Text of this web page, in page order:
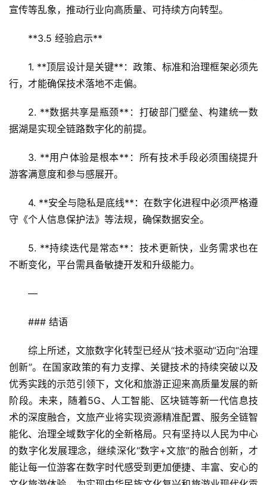
宣传等乱象，推动行业向高质量、可持续方向转型。
**3.5 经验启示**
1. **顶层设计是关键**：政策、标准和治理框架必须先
行，才能确保技术落地不走偏。
2. **数据共享是瓶颈**：打破部门壁垒、构建统一数
据湖是实现全链路数字化的前提。
3. **用户体验是根本**：所有技术手段必须围绕提升
游客满意度和参与感展开。
4. **安全与隐私是底线**：在数字化进程中必须严格遵
守《个人信息保护法》等法规，确保数据安全。
5. **持续迭代是常态**：技术更新快，业务需求也在
不断变化，平台需具备敏捷开发和升级能力。
—
### 结语
综上所述，文旅数字化转型已经从“技术驱动”迈向“治理
创新”。在国家政策的有力支撑、关键技术的持续突破以及
优秀实践的示范引领下，文化和旅游正迎来高质量发展的新
阶段。未来，随着5G、人工智能、区块链等新一代信息技
术的深度融合，文旅产业将实现资源精准配置、服务全链智
能化、治理全域数字化的全新格局。只有坚持以人民为中心
的数字化发展理念，继续深化“数字+文旅”的融合创新，才
能让每一位游客在数字时代感受到更加便捷、丰富、安心的